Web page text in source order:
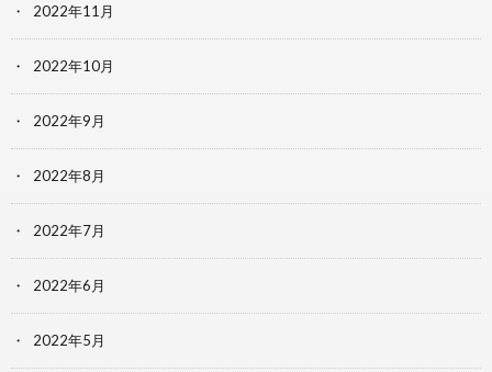
2022年11月
2022年10月
2022年9月
2022年8月
2022年7月
2022年6月
2022年5月